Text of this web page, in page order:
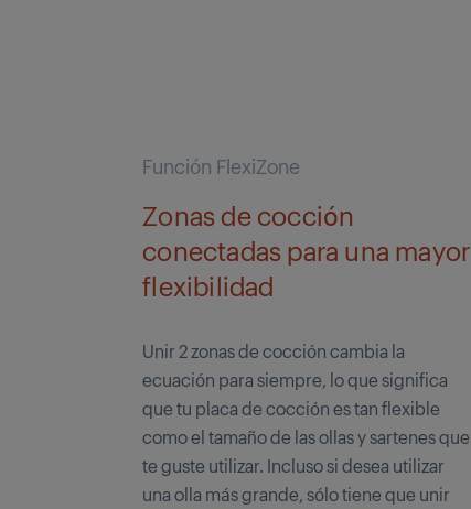
Función FlexiZone
Zonas de cocción
conectadas para una mayor
flexibilidad
Unir 2 zonas de cocción cambia la
ecuación para siempre, lo que significa
que tu placa de cocción es tan flexible
como el tamaño de las ollas y sartenes que
te guste utilizar. Incluso si desea utilizar
una olla más grande, sólo tiene que unir